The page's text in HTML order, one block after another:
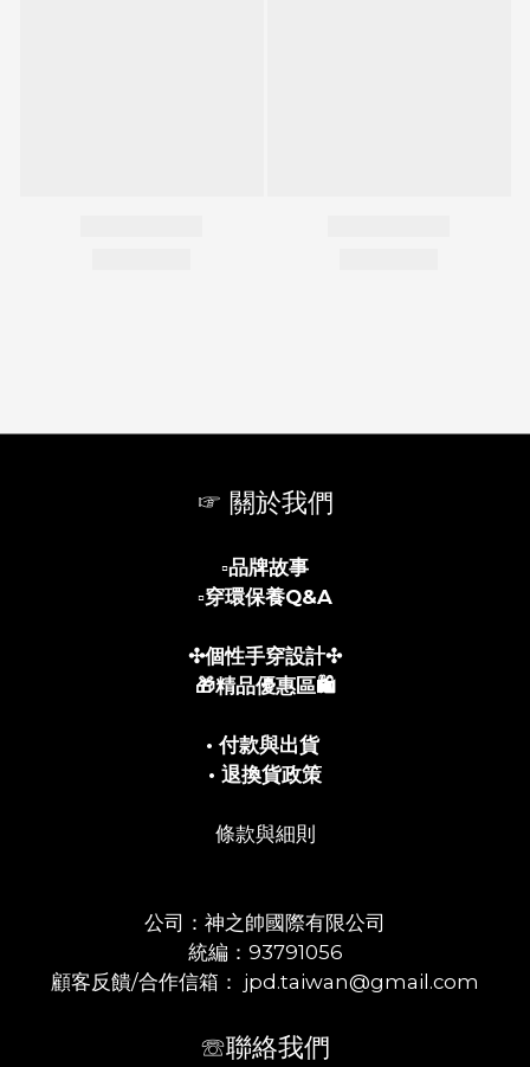
☞ 關於我們
▫️品牌故事
▫️穿環保養Q&A
✣個性手穿設計✣
🎁精品優惠區🛍️
• 付款與出貨
• 退換貨政策
條款與細則
公司：神之帥國際有限公司
統編：93791056
顧客反饋/合作信箱： jpd.taiwan@gmail.com
☏聯絡我們